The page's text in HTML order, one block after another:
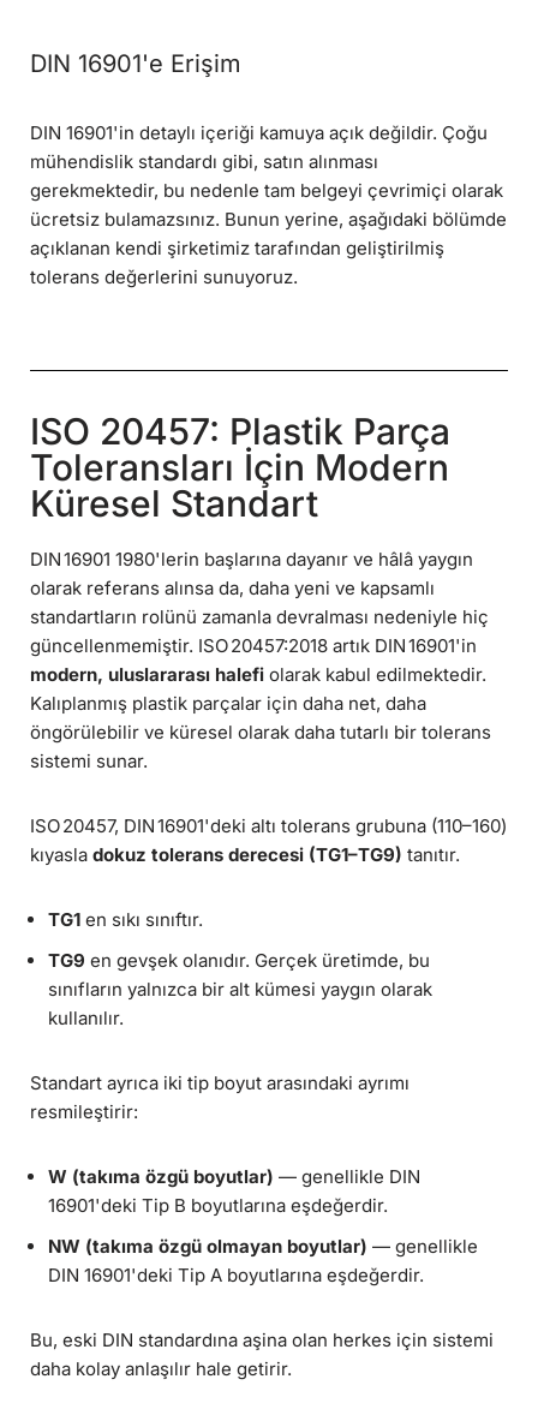
DIN 16901'e Erişim
DIN 16901'in detaylı içeriği kamuya açık değildir. Çoğu
mühendislik standardı gibi, satın alınması
gerekmektedir, bu nedenle tam belgeyi çevrimiçi olarak
ücretsiz bulamazsınız. Bunun yerine, aşağıdaki bölümde
açıklanan kendi şirketimiz tarafından geliştirilmiş
tolerans değerlerini sunuyoruz.
ISO 20457: Plastik Parça
Toleransları İçin Modern
Küresel Standart
DIN 16901 1980'lerin başlarına dayanır ve hâlâ yaygın
olarak referans alınsa da, daha yeni ve kapsamlı
standartların rolünü zamanla devralması nedeniyle hiç
güncellenmemiştir. ISO 20457:2018 artık DIN 16901'in
modern, uluslararası halefi olarak kabul edilmektedir.
Kalıplanmış plastik parçalar için daha net, daha
öngörülebilir ve küresel olarak daha tutarlı bir tolerans
sistemi sunar.
ISO 20457, DIN 16901'deki altı tolerans grubuna (110–160)
kıyasla dokuz tolerans derecesi (TG1–TG9) tanıtır.
TG1 en sıkı sınıftır.
TG9 en gevşek olanıdır. Gerçek üretimde, bu
sınıfların yalnızca bir alt kümesi yaygın olarak
kullanılır.
Standart ayrıca iki tip boyut arasındaki ayrımı
resmileştirir:
W (takıma özgü boyutlar) — genellikle DIN
16901'deki Tip B boyutlarına eşdeğerdir.
NW (takıma özgü olmayan boyutlar) — genellikle
DIN 16901'deki Tip A boyutlarına eşdeğerdir.
Bu, eski DIN standardına aşina olan herkes için sistemi
daha kolay anlaşılır hale getirir.